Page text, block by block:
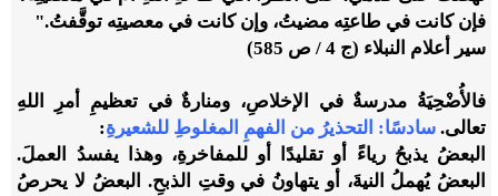
فإن كانت في طاعتِه مضيتُ، وإن كانت في معصيتِه توقَّفتُ."
سير أعلام النبلاء (ج 4 / ص 585)
فالأُضْحِيَةُ مدرسةٌ في الإخلاصِ، ومنارةٌ في تعظيمِ أمرِ اللهِ
تعالى. سادسًا: التحذيرُ من الفهمِ المغلوطِ للشعيرةِ:
البعضُ يذبحُ رياءً أو تقليدًا أو للمفاخرةِ، وهذا يفسدُ العملَ.
البعضُ يُهملُ النيةَ، أو يتهاونُ في وقتِ الذبحِ. البعضُ لا يحرصُ